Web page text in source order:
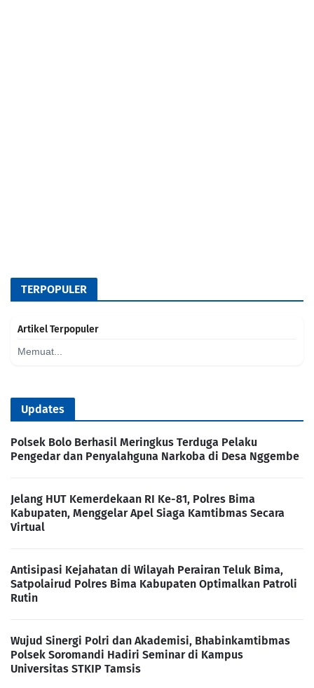
TERPOPULER
Artikel Terpopuler
Memuat...
Updates
Polsek Bolo Berhasil Meringkus Terduga Pelaku
Pengedar dan Penyalahguna Narkoba di Desa Nggembe
Jelang HUT Kemerdekaan RI Ke-81, Polres Bima
Kabupaten, Menggelar Apel Siaga Kamtibmas Secara
Virtual
Antisipasi Kejahatan di Wilayah Perairan Teluk Bima,
Satpolairud Polres Bima Kabupaten Optimalkan Patroli
Rutin
Wujud Sinergi Polri dan Akademisi, Bhabinkamtibmas
Polsek Soromandi Hadiri Seminar di Kampus
Universitas STKIP Tamsis